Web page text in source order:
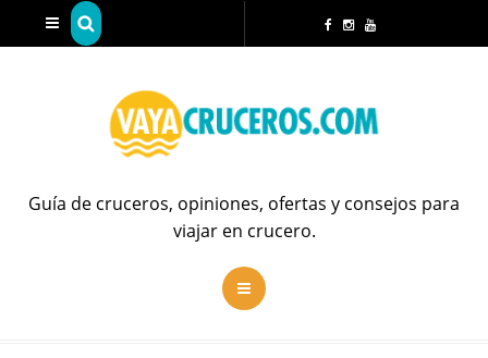
Guía de cruceros, opiniones, ofertas y consejos para
viajar en crucero.